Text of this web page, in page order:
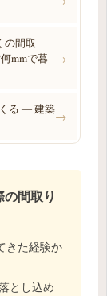
の間取
mmで暮
→
る ― 建築
→
間取り
きた経験か
とし込め